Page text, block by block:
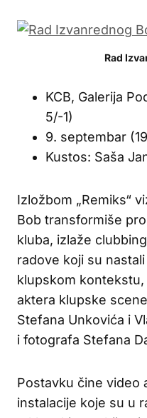
Rad
KCB, Galerija
5/-1)
9. septembar
Kustos: Saša
Izložbom „Remiks“
Bob transformiše
kluba, izlaže
radove koji su
klupskom
aktera klupske
Stefana Unkovića i
i fotografa Stefana
Postavku čine video
instalacije koje su u